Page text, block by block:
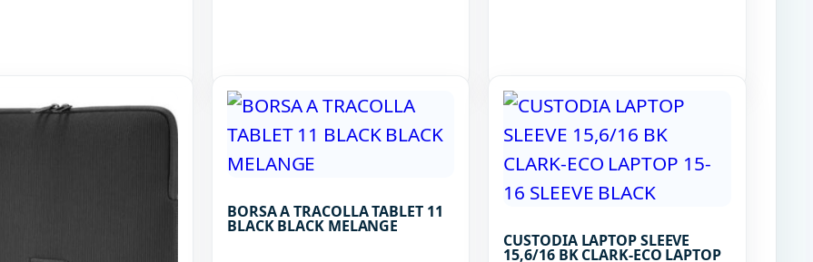
BORSA A TRACOLLA TABLET 11
BLACK BLACK MELANGE
CUSTODIA LAPTOP SLEEVE
15,6/16 BK CLARK-ECO LAPTOP